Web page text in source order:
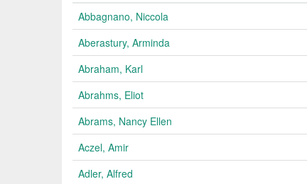
Abbagnano, Niccola
Aberastury, Arminda
Abraham, Karl
Abrahms, Eliot
Abrams, Nancy Ellen
Aczel, Amir
Adler, Alfred